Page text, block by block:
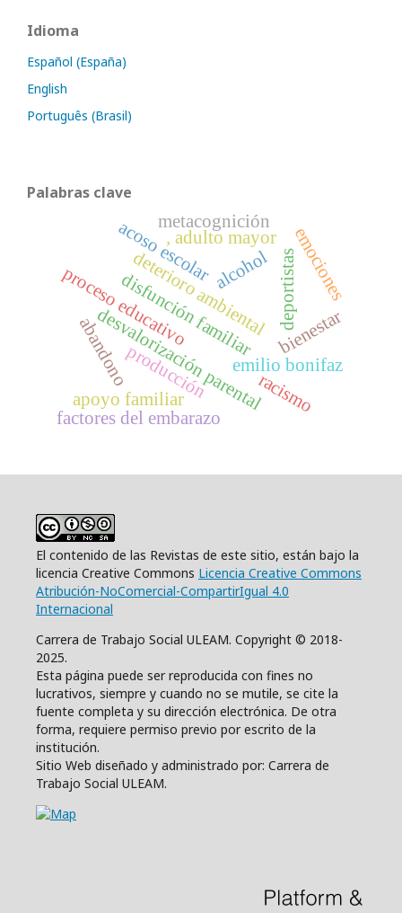
Idioma
Español (España)
English
Português (Brasil)
Palabras clave
emilio bonifaz
deterioro ambiental
disfunción familiar bienestar
desvalorización parental
proceso educativo
acoso escolar
abandono
, adulto mayor
alcohol deportistas
apoyo familiar
emociones
factores del embarazo
racismo
metacognición
producción
El contenido de las Revistas de este sitio, están bajo la
licencia Creative Commons Licencia Creative Commons
Atribución-NoComercial-CompartirIgual 4.0
Internacional
Carrera de Trabajo Social ULEAM. Copyright © 2018-
2025.
Esta página puede ser reproducida con fines no
lucrativos, siempre y cuando no se mutile, se cite la
fuente completa y su dirección electrónica. De otra
forma, requiere permiso previo por escrito de la
institución.
Sitio Web diseñado y administrado por: Carrera de
Trabajo Social ULEAM.